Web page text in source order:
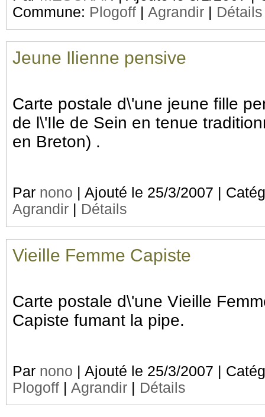
Commune: Plogoff Agrandir Détails
Jeune Ilienne pensive
Carte postale d\'une jeune fille
de l\'Ile de Sein en tenue
en Breton) .
Par nono | Ajouté le 25/3/2007 |
Agrandir
Détails
Vieille Femme Capiste
Carte postale d\'une Vieille
Capiste fumant la pipe.
Par nono | Ajouté le 25/3/2007 |
Plogoff | Agrandir | Détails